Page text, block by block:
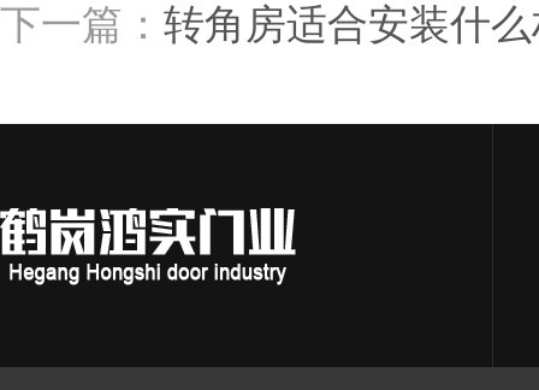
下一篇： 转角房适合安装什